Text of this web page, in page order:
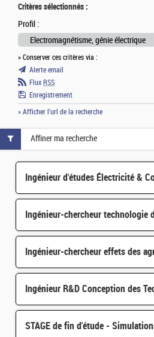
Critères sélectionnés :
Profil :
Electromagnétisme, génie électrique
» Conserver ces critères via :
Alerte email
Flux RSS
Enregistrement
» Afficher l'url de la recherche
Affiner ma recherche